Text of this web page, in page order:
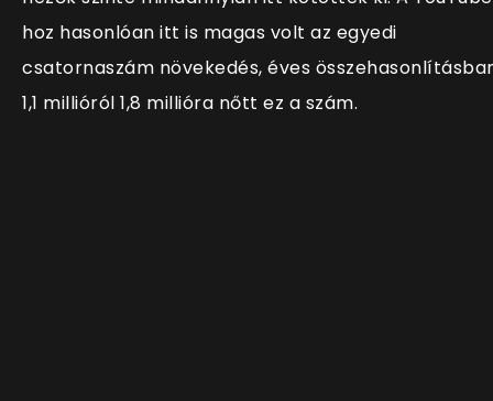
hoz hasonlóan itt is magas volt az egyedi
csatornaszám növekedés, éves
1,1 millióról 1,8 millióra nőtt ez a szám.